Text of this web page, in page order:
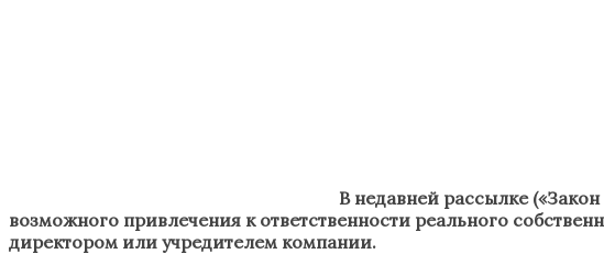
В недавней рассылке
возможного привлечения к ответственности реального
директором или учредителем компании.